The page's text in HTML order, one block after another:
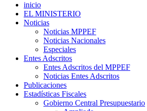
inicio
EL MINISTERIO
Noticias
Noticias MPPEF
Noticias Nacionales
Especiales
Entes Adscritos
Entes Adscritos del MPPEF
Noticias Entes Adscritos
Publicaciones
Estadísticas Fiscales
Gobierno Central Presupuestario